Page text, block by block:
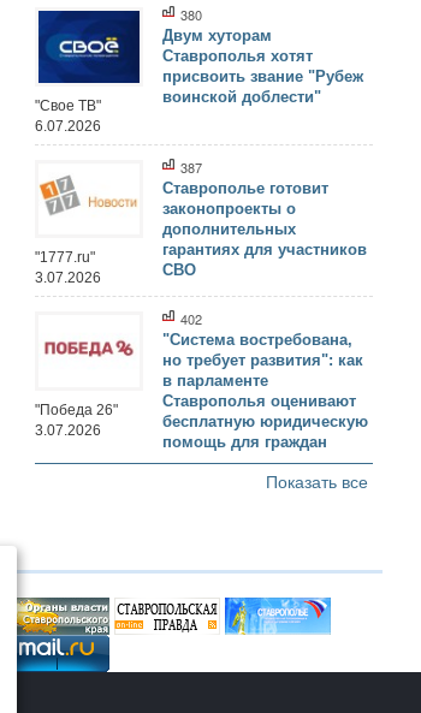
380
Двум хуторам
Ставрополья хотят
присвоить звание "Рубеж
воинской доблести"
"Свое ТВ"
6.07.2026
387
Ставрополье готовит
законопроекты о
дополнительных
гарантиях для участников
СВО
"1777.ru"
3.07.2026
402
"Система востребована,
но требует развития": как
в парламенте
Ставрополья оценивают
бесплатную юридическую
помощь для граждан
"Победа 26"
3.07.2026
Показать все